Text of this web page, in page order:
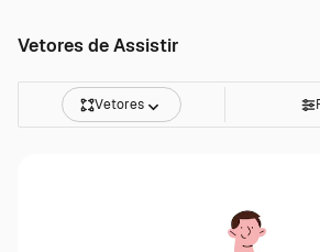
Vetores de Assistir
Vetores